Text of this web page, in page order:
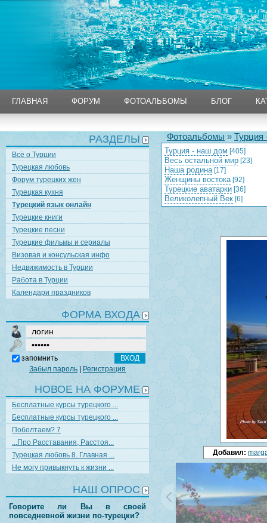
ГЛАВНАЯ ФОРУМ ФОТОАЛЬБОМЫ БЛОГ
РАЗДЕЛЫ
Всё о Турции
Турецкая любовь
Форум турецких жен
Турецкая кухня
Турецкий язык онлайн
Турецкие книги
Турецкие песни
Турецкие фильмы и сериалы
Визовая и консульская инфо
Недвижимость в Турции
Работа в Турции
Календари праздников
ФОРМА ВХОДА
запомнить
Забыл пароль
Регистрация
НОВОЕ НА ФОРУМЕ
Бесплатные курсы турецкого ...
Бесплатные курсы турецкого ...
Поболтаем? 7
...Про Расставания, Расстоя...
Турецкая любовь 8. Главная ...
Не могу привыкнуть к жизни ...
НАШ ОПРОС
Говорите ли Вы в своей
повседневной жизни по-турецки?
Фотоальбомы »
Турция - наш дом [405]
Весь остальной мир [23]
Наша родина [17]
Женщины востока [92]
Турецкие аватарки [36]
Великолепный Век [6]
Добавил: